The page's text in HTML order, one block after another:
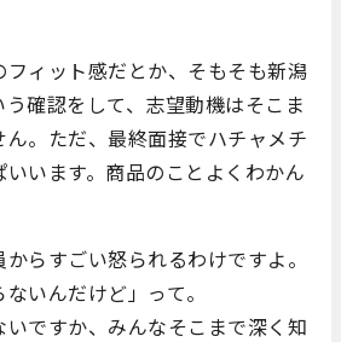
ィット感だとか、そもそも新潟
確認をして、志望動機はそこま
。ただ、最終面接でハチャメチ
います。商品のことよくわかん
らすごい怒られるわけですよ。
いんだけど」って。
いですか、みんなそこまで深く知